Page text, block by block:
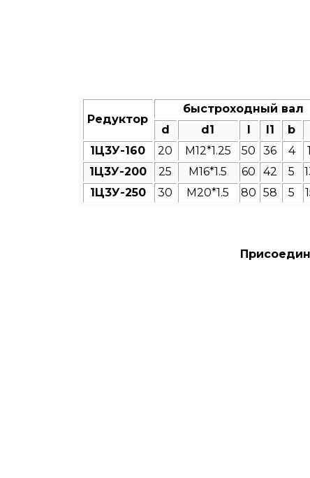
Редуктор
быстроходный вал
d
d1 l l1 b
1Ц3У-160
20 M12*1.25 50 36 4
1Ц3У-200
25 M16*1.5 60 42 5
1Ц3У-250
30 M20*1.5 80 58 5